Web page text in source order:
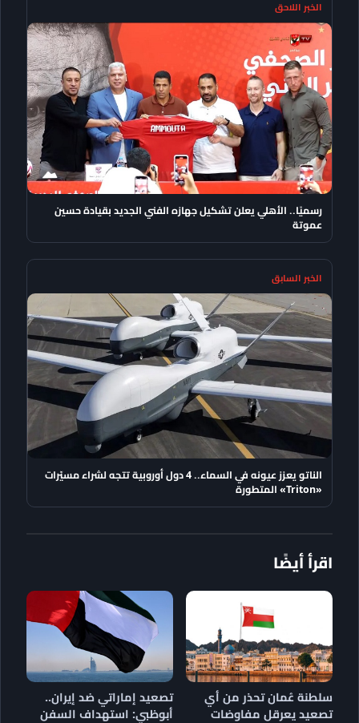
الخبر اللاحق
رسميًا.. الأهلي يعلن تشكيل جهازه الفني الجديد بقيادة حسين
عموتة
الخبر السابق
الناتو يعزز عيونه في السماء.. 4 دول أوروبية تتجه لشراء مسيّرات
«Triton» المتطورة
اقرأ أيضًا
سلطنة عُمان تحذر من أي
تصعيد يعرقل مفاوضات
تصعيد إماراتي ضد إيران..
أبوظبي: استهداف السفن